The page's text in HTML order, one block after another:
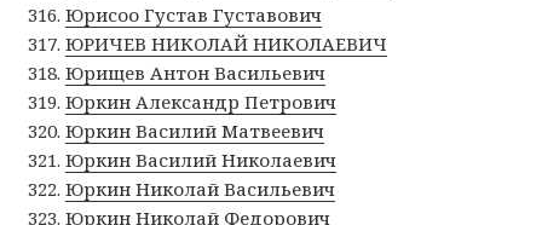
Юрисоо Густав Густавович
ЮРИЧЕВ НИКОЛАЙ НИКОЛАЕВИЧ
Юрищев Антон Васильевич
Юркин Александр Петрович
Юркин Василий Матвеевич
Юркин Василий Николаевич
Юркин Николай Васильевич
Юркин Николай Федорович